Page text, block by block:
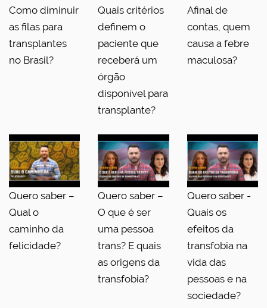
Como diminuir
as filas para
transplantes
no Brasil?
Quais critérios
definem o
paciente que
receberá um
órgão
disponível para
transplante?
Afinal de
contas, quem
causa a febre
maculosa?
Quero saber –
Qual o
caminho da
felicidade?
Quero saber –
O que é ser
uma pessoa
trans? E quais
as origens da
transfobia?
Quero saber -
Quais os
efeitos da
transfobia na
vida das
pessoas e na
sociedade?